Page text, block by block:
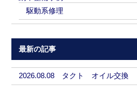
駆動系修理
最新の記事
2026.08.08 タクト オイル交換